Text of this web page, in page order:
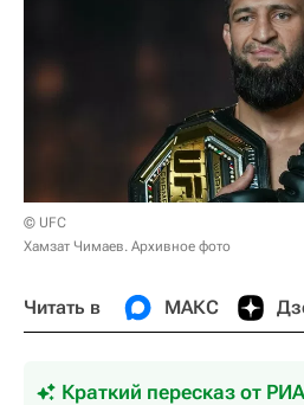
© UFC
Хамзат Чимаев. Архивное фото
Читать в МАКС
Краткий пересказ от